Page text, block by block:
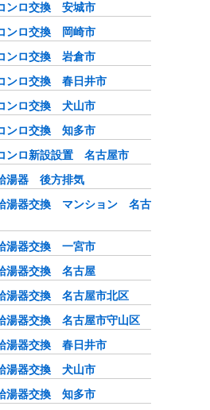
ンロ交換 安城市
ンロ交換 岡崎市
ンロ交換 岩倉市
ンロ交換 春日井市
ンロ交換 犬山市
ンロ交換 知多市
ンロ新設設置 名古屋市
湯器 後方排気
湯器交換 マンション 名古
湯器交換 一宮市
湯器交換 名古屋
湯器交換 名古屋市北区
湯器交換 名古屋市守山区
湯器交換 春日井市
湯器交換 犬山市
湯器交換 知多市